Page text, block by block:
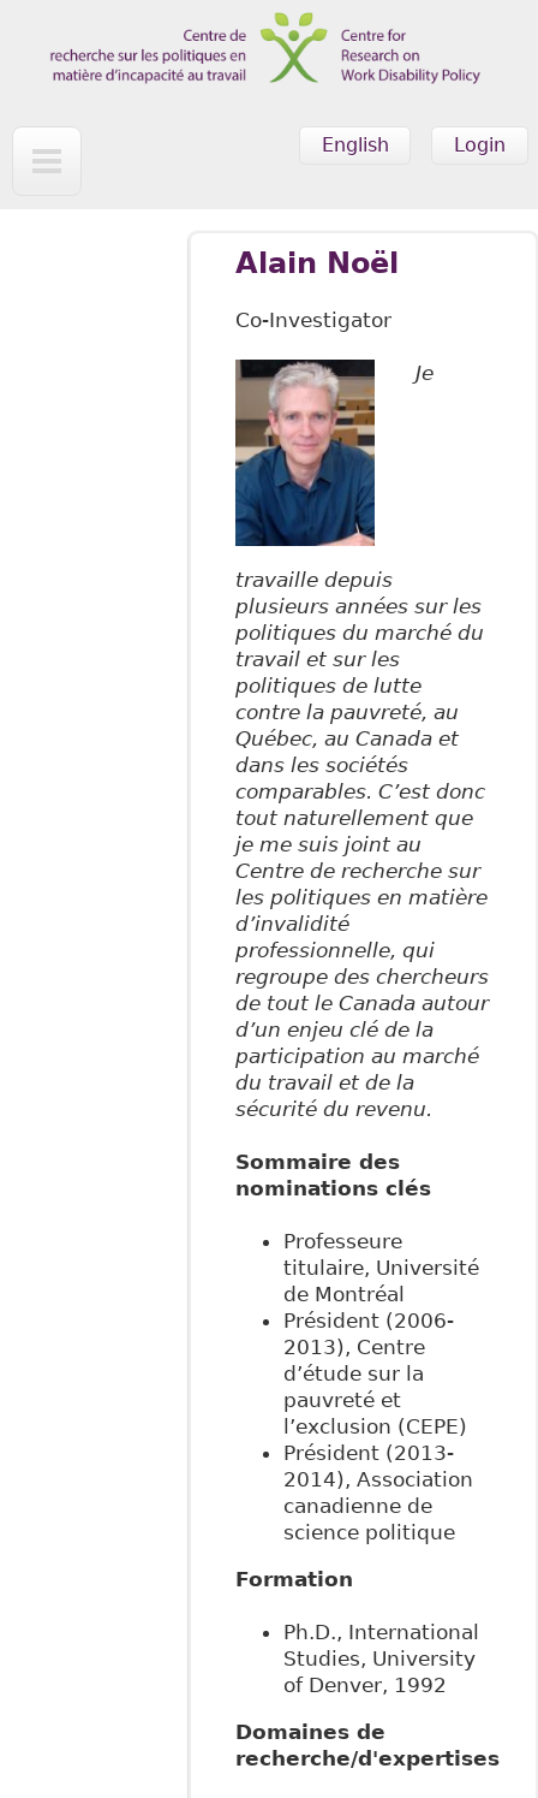
Login
English
Alain Noël
Co-Investigator
Je
travaille depuis
plusieurs années sur les
politiques du marché du
travail et sur les
politiques de lutte
contre la pauvreté, au
Québec, au Canada et
dans les sociétés
comparables. C’est donc
tout naturellement que
je me suis joint au
Centre de recherche sur
les politiques en matière
d’invalidité
professionnelle, qui
regroupe des chercheurs
de tout le Canada autour
d’un enjeu clé de la
participation au marché
du travail et de la
sécurité du revenu.
Sommaire des
nominations clés
Professeure
titulaire, Université
de Montréal
Président (2006-
2013), Centre
d’étude sur la
pauvreté et
l’exclusion (CEPE)
Président (2013-
2014), Association
canadienne de
science politique
Formation
Ph.D., International
Studies, University
of Denver, 1992
Domaines de
recherche/d'expertises